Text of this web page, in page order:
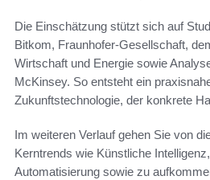
Die Einschätzung stützt sich auf
Bitkom, Fraunhofer-Gesellschaft,
Wirtschaft und Energie sowie
McKinsey. So entsteht ein
Zukunftstechnologie, der konkrete
Im weiteren Verlauf gehen Sie von
Kerntrends wie Künstliche
Automatisierung sowie zu